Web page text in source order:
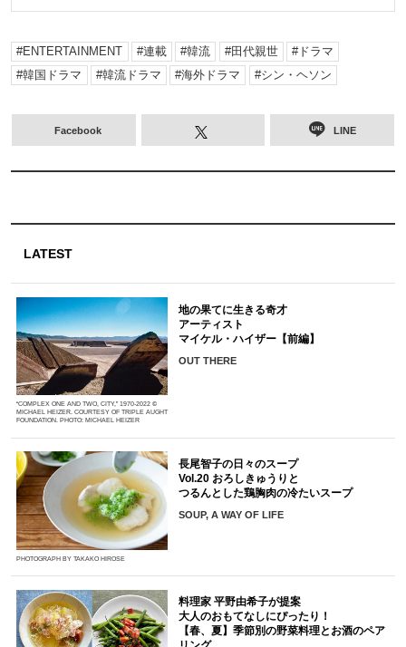
ENTERTAINMENT 連載 韓流 田代親世
ドラマ
韓国ドラマ
韓流ドラマ 海外ドラマ シン・ヘソン
Facebook LINE
LATEST
“COMPLEX ONE AND TWO, CITY,” 1970-2022 ©
MICHAEL HEIZER. COURTESY OF TRIPLE AUGHT
FOUNDATION. PHOTO: MICHAEL HEIZER
地の果てに生きる奇才
アーティスト
マイケル・ハイザー【前編】
OUT THERE
PHOTOGRAPH BY TAKAKO HIROSE
長尾智子の日々のスープ
Vol.20 おろしきゅうりと
つるんとした鶏胸肉の冷たいスープ
SOUP, A WAY OF LIFE
料理家 平野由希子が提案
大人のおもてなしにぴったり！
【春、夏】季節別の野菜料理とお酒のペア